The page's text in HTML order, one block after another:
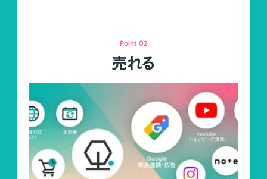
Point 02
売れる